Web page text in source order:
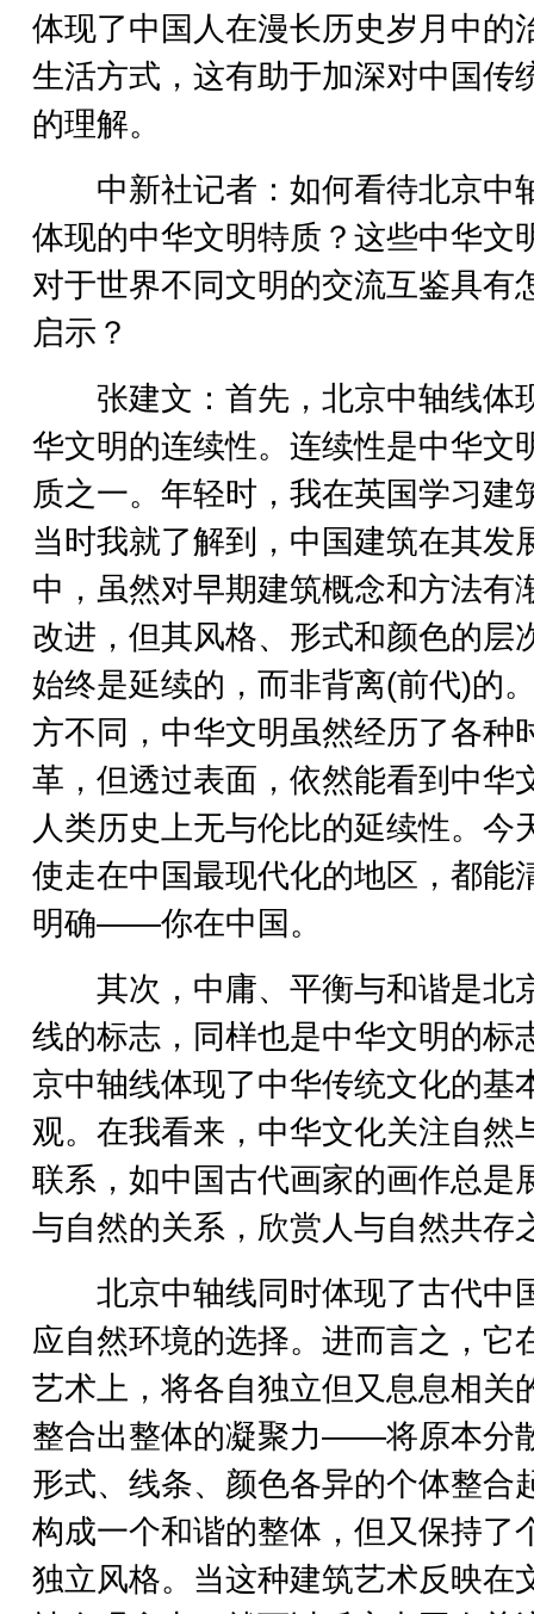
体现了中国人在漫长历史岁月中的
生活方式，这有助于加深对中国传
的理解。
中新社记者：如何看待北京中
体现的中华文明特质？这些中华文
对于世界不同文明的交流互鉴具有
启示？
张建文：首先，北京中轴线体
华文明的连续性。连续性是中华文
质之一。年轻时，我在英国学习建
当时我就了解到，中国建筑在其发
中，虽然对早期建筑概念和方法有
改进，但其风格、形式和颜色的层
始终是延续的，而非背离(前代)的
方不同，中华文明虽然经历了各种
革，但透过表面，依然能看到中华
人类历史上无与伦比的延续性。今
使走在中国最现代化的地区，都能
明确——你在中国。
其次，中庸、平衡与和谐是北
线的标志，同样也是中华文明的标
京中轴线体现了中华传统文化的基
观。在我看来，中华文化关注自然
联系，如中国古代画家的画作总是
与自然的关系，欣赏人与自然共存
北京中轴线同时体现了古代中
应自然环境的选择。进而言之，它
艺术上，将各自独立但又息息相关
整合出整体的凝聚力——将原本分
形式、线条、颜色各异的个体整合
构成一个和谐的整体，但又保持了
独立风格。当这种建筑艺术反映在